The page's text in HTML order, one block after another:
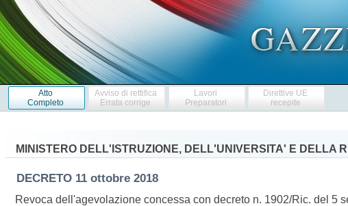
Atto
Completo
Avviso di rettifica
Errata corrige
Lavori
Preparatori
Direttive UE
recepite
MINISTERO DELL'ISTRUZIONE, DELL'UNIVERSITA' E DELLA
DECRETO 11 ottobre 2018
Revoca dell'agevolazione concessa con decreto n. 1902/Ric. del 5